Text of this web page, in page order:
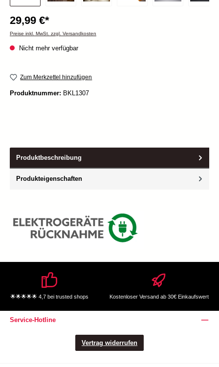
29,99 €*
Preise inkl. MwSt. zzgl. Versandkosten
Nicht mehr verfügbar
Zum Merkzettel hinzufügen
Produktnummer: BKL1307
Produktbeschreibung
Produkteigenschaften
🌟🌟🌟🌟🌟 4,7 bei trusted shops Kostenloser Versand ab 30€ Einkaufswert
Service-Hotline
Vertrag widerrufen